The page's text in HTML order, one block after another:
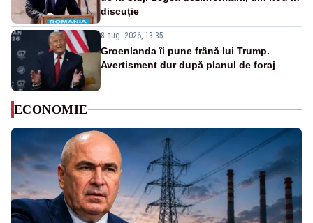
discuție
8 aug. 2026, 13:35
Groenlanda îi pune frână lui Trump.
Avertisment dur după planul de foraj
ECONOMIE